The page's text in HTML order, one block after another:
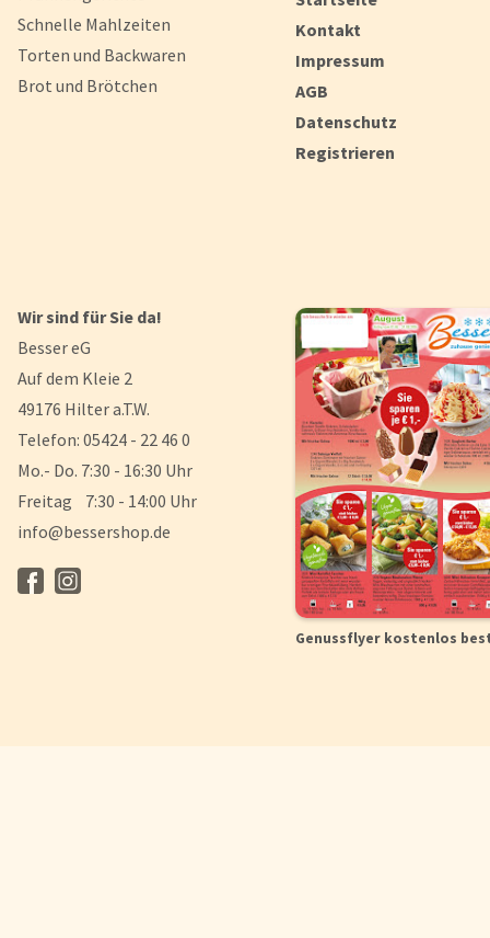
Schnelle Mahlzeiten
Torten und Backwaren
Brot und Brötchen
Kontakt
Impressum
AGB
Datenschutz
Registrieren
Wir sind für Sie da!
Besser eG
Auf dem Kleie 2
49176 Hilter a.T.W.
Telefon: 05424 - 22 46 0
Mo.- Do. 7:30 - 16:30 Uhr
Freitag 7:30 - 14:00 Uhr
info@bessershop.de
Genussflyer kostenlos